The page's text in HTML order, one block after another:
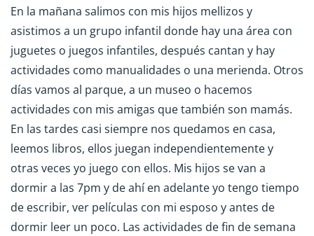
En la mañana salimos con mis hijos mellizos y
asistimos a un grupo infantil donde hay una área con
juguetes o juegos infantiles, después cantan y hay
actividades como manualidades o una merienda. Otros
días vamos al parque, a un museo o hacemos
actividades con mis amigas que también son mamás.
En las tardes casi siempre nos quedamos en casa,
leemos libros, ellos juegan independientemente y
otras veces yo juego con ellos. Mis hijos se van a
dormir a las 7pm y de ahí en adelante yo tengo tiempo
de escribir, ver películas con mi esposo y antes de
dormir leer un poco. Las actividades de fin de semana